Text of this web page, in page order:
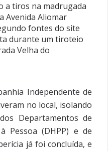
a tiros na madrugada
Avenida Aliomar
fontes do site
durante um tiroteio
Velha do
Independente de
no local, isolando
Departamentos de
Pessoa (DHPP) e de
já foi concluída, e